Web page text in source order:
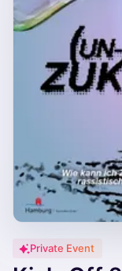
Private Event